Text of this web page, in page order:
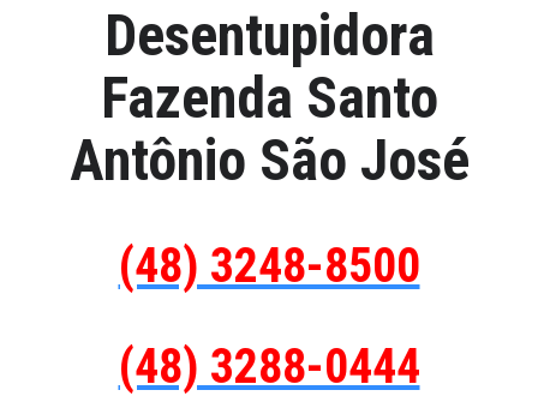
Desentupidora
Fazenda Santo
Antônio São José
(48) 3248-8500
(48) 3288-0444